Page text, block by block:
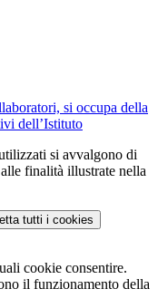
si occupa della
dell’Istituto
si avvalgono di
finalità illustrate nella
tutti i cookies
cookie consentire.
il funzionamento della